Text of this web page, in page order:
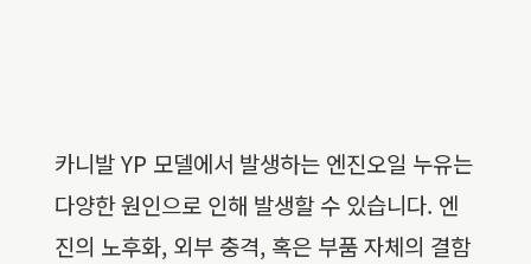
카니발 YP 모델에서 발생하는 엔진오일 누유는
다양한 원인으로 인해 발생할 수 있습니다. 엔
진의 노후화, 외부 충격, 혹은 부품 자체의 결함